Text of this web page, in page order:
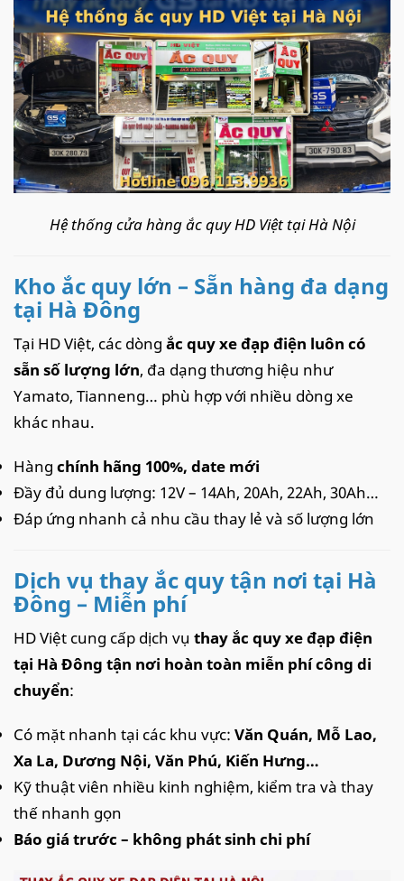
Hệ thống cửa hàng ắc quy HD Việt tại Hà Nội
Kho ắc quy lớn – Sẵn hàng đa dạng
tại Hà Đông
Tại HD Việt, các dòng ắc quy xe đạp điện luôn có
sẵn số lượng lớn, đa dạng thương hiệu như
Yamato, Tianneng… phù hợp với nhiều dòng xe
khác nhau.
Hàng chính hãng 100%, date mới
Đầy đủ dung lượng: 12V – 14Ah, 20Ah, 22Ah, 30Ah…
Đáp ứng nhanh cả nhu cầu thay lẻ và số lượng lớn
Dịch vụ thay ắc quy tận nơi tại Hà
Đông – Miễn phí
HD Việt cung cấp dịch vụ thay ắc quy xe đạp điện
tại Hà Đông tận nơi hoàn toàn miễn phí công di
chuyển:
Có mặt nhanh tại các khu vực: Văn Quán, Mỗ Lao,
Xa La, Dương Nội, Văn Phú, Kiến Hưng…
Kỹ thuật viên nhiều kinh nghiệm, kiểm tra và thay
thế nhanh gọn
Báo giá trước – không phát sinh chi phí